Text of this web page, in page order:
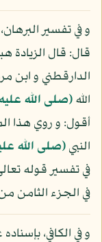
و في تفسير
قال: قال الزيادة
الدارقطني و ابن
الله(صلى الله
أقول: و روي هذا
النبي(صلى الله
في الجزء الثامن
و في الكافي،